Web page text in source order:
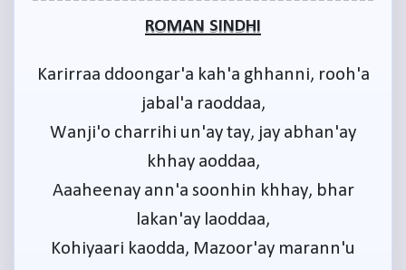
ROMAN SINDHI
Karirraa ddoongar'a kah'a ghhanni, rooh'a
jabal'a raoddaa,
Wanji'o charrihi un'ay tay, jay abhan'ay
khhay aoddaa,
Aaaheenay ann'a soonhin khhay, bhar
lakan'ay laoddaa,
Kohiyaari kaodda, Mazoor'ay marann'u